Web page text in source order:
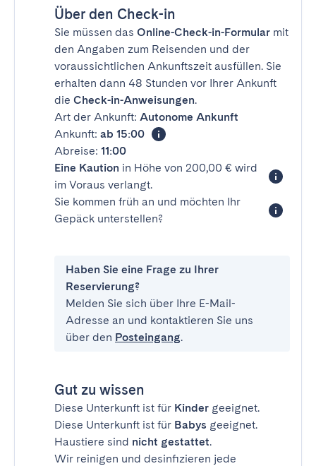
Über den Check-in
Sie müssen das Online-Check-in-Formular mit
den Angaben zum Reisenden und der
voraussichtlichen Ankunftszeit ausfüllen. Sie
erhalten dann 48 Stunden vor Ihrer Ankunft
die Check-in-Anweisungen.
Art der Ankunft: Autonome Ankunft
Ankunft: ab 15:00
Abreise: 11:00
Eine Kaution in Höhe von 200,00 € wird
im Voraus verlangt.
Sie kommen früh an und möchten Ihr
Gepäck unterstellen?
Haben Sie eine Frage zu Ihrer
Reservierung?
Melden Sie sich über Ihre E-Mail-
Adresse an und kontaktieren Sie uns
über den Posteingang.
Gut zu wissen
Diese Unterkunft ist für Kinder geeignet.
Diese Unterkunft ist für Babys geeignet.
Haustiere sind nicht gestattet.
Wir reinigen und desinfizieren jede